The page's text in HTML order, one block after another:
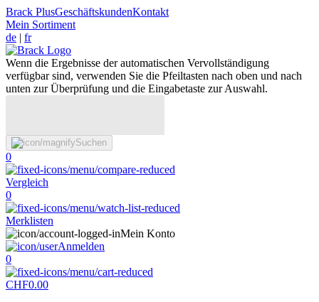
Brack PlusGeschäftskundenKontakt
Mein Sortiment
de | fr
Wenn die Ergebnisse der automatischen Vervollständigung
verfügbar sind, verwenden Sie die Pfeiltasten nach oben und nach
unten zur Überprüfung und die Eingabetaste zur Auswahl.
Suchen
0
Vergleich
0
Merklisten
Mein Konto
Anmelden
0
CHF0.00